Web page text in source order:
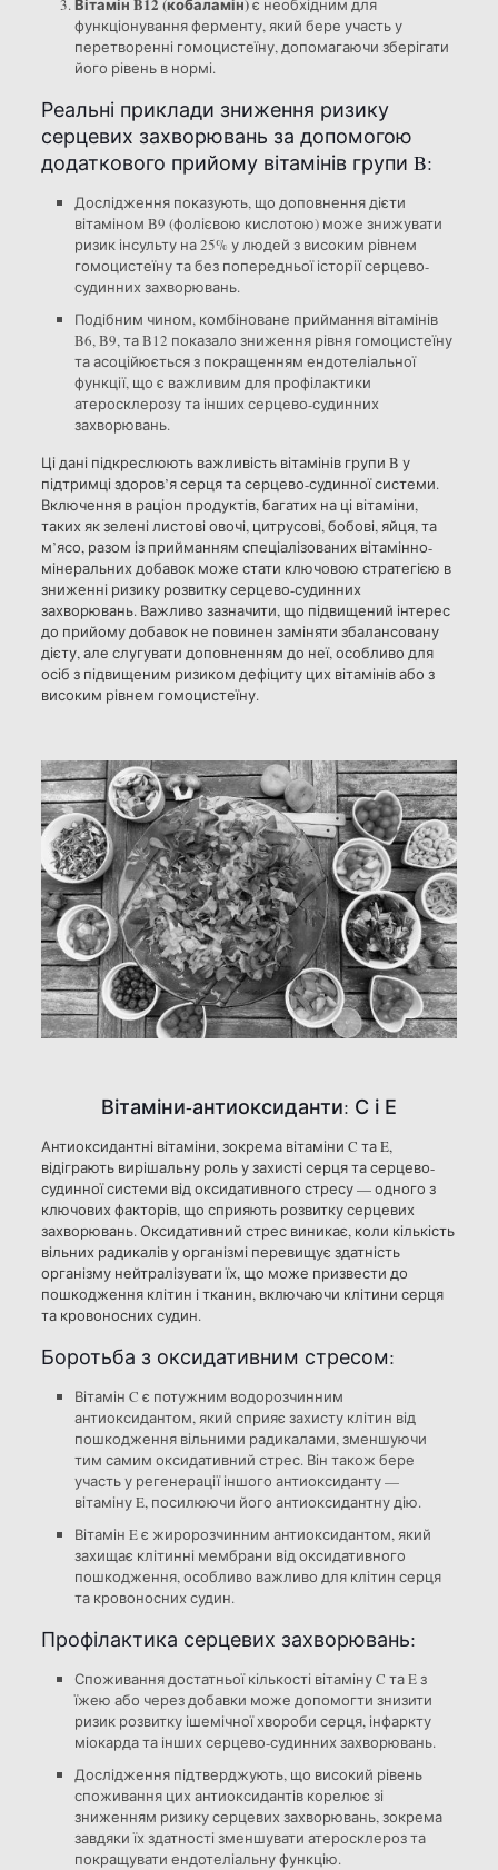
є необхідним для
функціонування ферменту, який бере участь у
перетворенні гомоцистеїну, допомагаючи зберігати
його рівень в нормі.
Реальні приклади зниження ризику
серцевих захворювань за допомогою
додаткового прийому вітамінів групи B:
Дослідження показують, що доповнення дієти
вітаміном B9 (фолієвою кислотою) може знижувати
ризик інсульту на 25% у людей з високим рівнем
гомоцистеїну та без попередньої історії серцево-
судинних захворювань.
Подібним чином, комбіноване приймання вітамінів
B6, B9, та B12 показало зниження рівня гомоцистеїну
та асоційюється з покращенням ендотеліальної
функції, що є важливим для профілактики
атеросклерозу та інших серцево-судинних
захворювань.
Ці дані підкреслюють важливість вітамінів групи B у
підтримці здоров’я серця та серцево-судинної системи.
Включення в раціон продуктів, багатих на ці вітаміни,
таких як зелені листові овочі, цитрусові, бобові, яйця, та
м’ясо, разом із прийманням спеціалізованих вітамінно-
мінеральних добавок може стати ключовою стратегією в
зниженні ризику розвитку серцево-судинних
захворювань. Важливо зазначити, що підвищений інтерес
до прийому добавок не повинен заміняти збалансовану
дієту, але слугувати доповненням до неї, особливо для
осіб з підвищеним ризиком дефіциту цих вітамінів або з
високим рівнем гомоцистеїну.
Вітаміни-антиоксиданти: С і Е
Антиоксидантні вітаміни, зокрема вітаміни C та E,
відіграють вирішальну роль у захисті серця та серцево-
судинної системи від оксидативного стресу — одного з
ключових факторів, що сприяють розвитку серцевих
захворювань. Оксидативний стрес виникає, коли кількість
вільних радикалів у організмі перевищує здатність
організму нейтралізувати їх, що може призвести до
пошкодження клітин і тканин, включаючи клітини серця
та кровоносних судин.
Боротьба з оксидативним стресом:
Вітамін C є потужним водорозчинним
антиоксидантом, який сприяє захисту клітин від
пошкодження вільними радикалами, зменшуючи
тим самим оксидативний стрес. Він також бере
участь у регенерації іншого антиоксиданту —
вітаміну E, посилюючи його антиоксидантну дію.
Вітамін E є жиророзчинним антиоксидантом, який
захищає клітинні мембрани від оксидативного
пошкодження, особливо важливо для клітин серця
та кровоносних судин.
Профілактика серцевих захворювань:
Споживання достатньої кількості вітаміну C та E з
їжею або через добавки може допомогти знизити
ризик розвитку ішемічної хвороби серця, інфаркту
міокарда та інших серцево-судинних захворювань.
Дослідження підтверджують, що високий рівень
споживання цих антиоксидантів корелює зі
зниженням ризику серцевих захворювань, зокрема
завдяки їх здатності зменшувати атеросклероз та
покращувати ендотеліальну функцію.